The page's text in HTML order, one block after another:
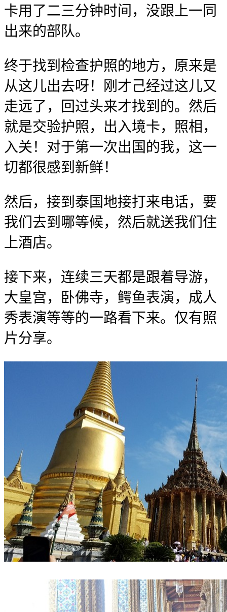
卡用了二三分钟时间，没跟上一同
出来的部队。
终于找到检查护照的地方，原来是
从这儿出去呀！刚才己经过这儿又
走远了，回过头来才找到的。然后
就是交验护照，出入境卡，照相，
入关！对于第一次出国的我，这一
切都很感到新鲜！
然后，接到泰国地接打来电话，要
我们去到哪等候，然后就送我们住
上酒店。
接下来，连续三天都是跟着导游，
大皇宫，卧佛寺，鳄鱼表演，成人
秀表演等等的一路看下来。仅有照
片分享。